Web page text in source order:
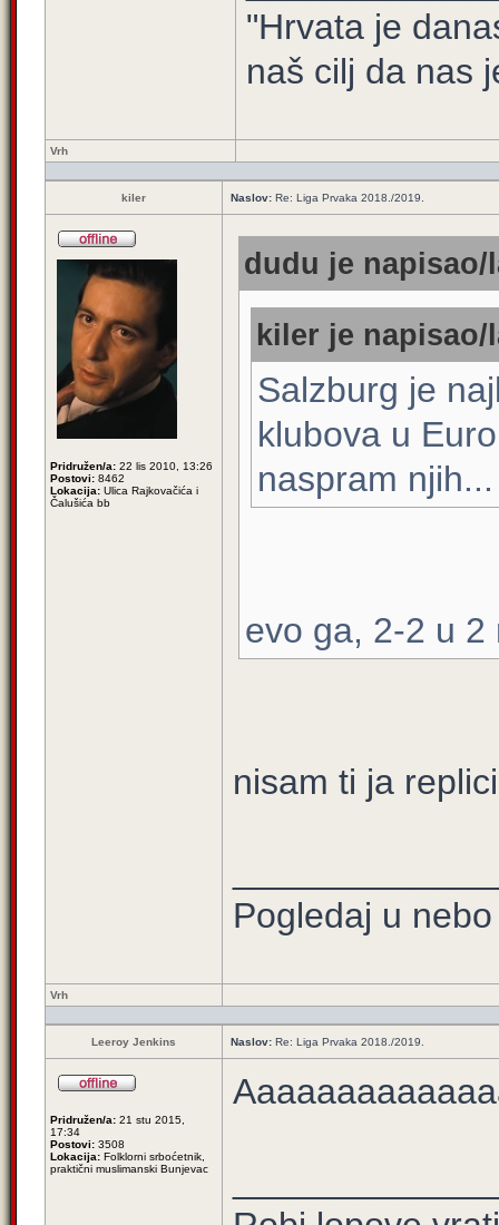
"Hrvata je
naš cilj da nas
Vrh
kiler Naslov: Re: Liga Prvaka 2018./2019.
Pridružen/a: 22 lis 2010, 13:26
Postovi: 8462
Lokacija: Ulica Rajkovačića i
Čalušića bb
dudu je napisao/
kiler je napisao/
Salzburg je
klubova u
naspram njih...
evo ga, 2-2 u
nisam ti ja
Pogledaj u
Vrh
Leeroy Jenkins Naslov: Re: Liga Prvaka 2018./2019.
Pridružen/a: 21 stu 2015,
17:34
Postovi: 3508
Lokacija: Folklorni srboćetnik,
praktični muslimanski Bunjevac